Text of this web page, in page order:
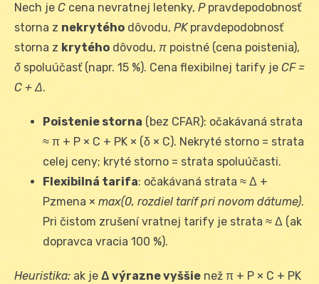
Nech je C cena nevratnej letenky, Ppravdepodobnosť
storna z nekrytého dôvodu, PKpravdepodobnosť
storna z krytého dôvodu, π poistné (cena poistenia),
δ spoluúčasť (napr. 15 %). Cena flexibilnej tarify je CF=
C + Δ.
Poistenie storna (bez CFAR): očakávaná strata
≈ π + P × C + PK × (δ × C). Nekryté storno = strata
celej ceny; kryté storno = strata spoluúčasti.
Flexibilná tarifa: očakávaná strata ≈ Δ +
Pzmena × max(0, rozdiel taríf pri novom dátume).
Pri čistom zrušení vratnej tarify je strata ≈ Δ (ak
dopravca vracia 100 %).
Heuristika: ak je Δ výrazne vyššie než π + P × C + PK